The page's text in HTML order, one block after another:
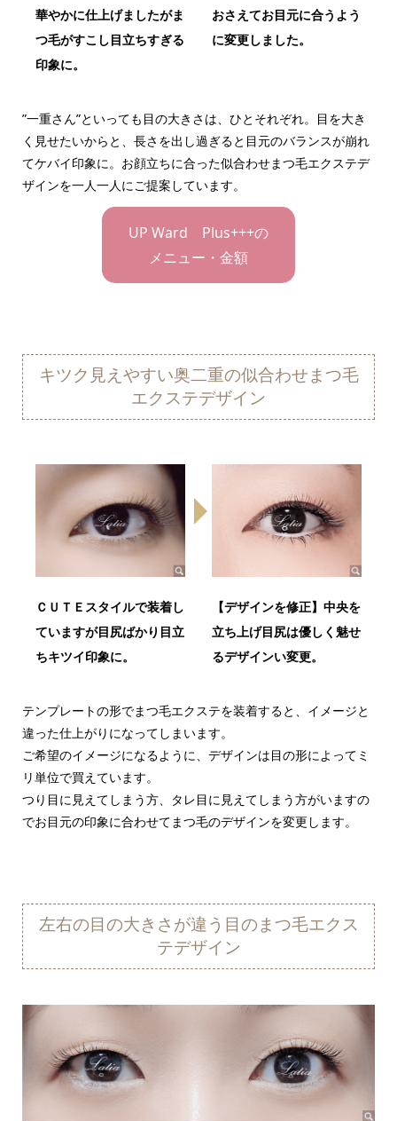
華やかに仕上げましたがま
つ毛がすこし目立ちすぎる
印象に。
おさえてお目元に合うよう
に変更しました。
”一重さん”といっても目の大きさは、ひとそれぞれ。目を大き
く見せたいからと、長さを出し過ぎると目元のバランスが崩れ
てケバイ印象に。お顔立ちに合った似合わせまつ毛エクステデ
ザインを一人一人にご提案しています。
UP Ward Plus+++の
メニュー・金額
キツク見えやすい奥二重の似合わせまつ毛
エクステデザイン
ＣＵＴＥスタイルで装着し
ていますが目尻ばかり目立
ちキツイ印象に。
【デザインを修正】中央を
立ち上げ目尻は優しく魅せ
るデザインい変更。
テンプレートの形でまつ毛エクステを装着すると、イメージと
違った仕上がりになってしまいます。
ご希望のイメージになるように、デザインは目の形によってミ
リ単位で買えています。
つり目に見えてしまう方、タレ目に見えてしまう方がいますの
でお目元の印象に合わせてまつ毛のデザインを変更します。
左右の目の大きさが違う目のまつ毛エクス
テデザイン